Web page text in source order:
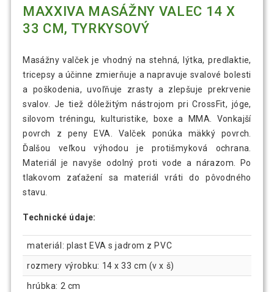
MAXXIVA MASÁŽNY VALEC 14 X
33 CM, TYRKYSOVÝ
Masážny valček je vhodný na stehná, lýtka, predlaktie,
tricepsy a účinne zmierňuje a napravuje svalové bolesti
a poškodenia, uvoľňuje zrasty a zlepšuje prekrvenie
svalov. Je tiež dôležitým nástrojom pri CrossFit, jóge,
silovom tréningu, kulturistike, boxe a MMA. Vonkajší
povrch z peny EVA. Valček ponúka mäkký povrch.
Ďalšou veľkou výhodou je protišmyková ochrana.
Materiál je navyše odolný proti vode a nárazom. Po
tlakovom zaťažení sa materiál vráti do pôvodného
stavu.
Technické údaje:
materiál: plast EVA s jadrom z PVC
rozmery výrobku: 14 x 33 cm (v x š)
hrúbka: 2 cm